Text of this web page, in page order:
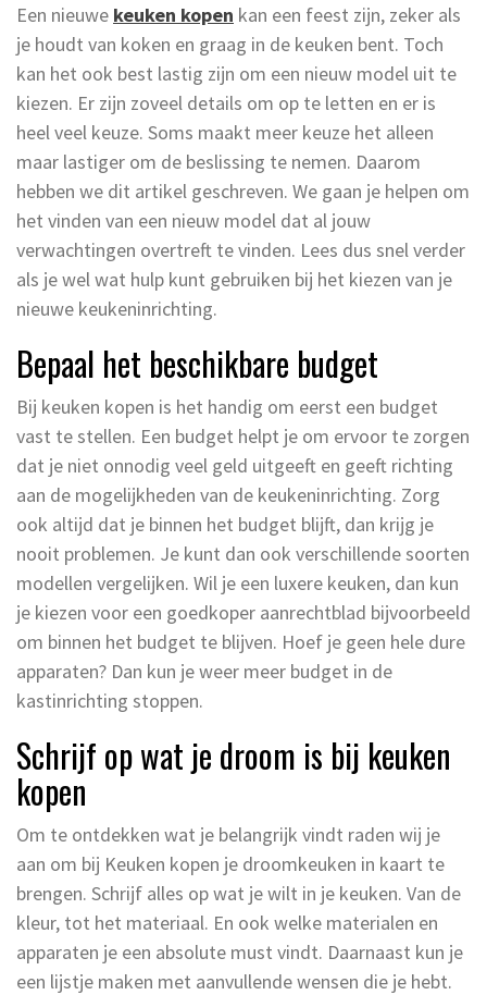
Een nieuwe keuken kopen kan een feest zijn, zeker als
je houdt van koken en graag in de keuken bent. Toch
kan het ook best lastig zijn om een nieuw model uit te
kiezen. Er zijn zoveel details om op te letten en er is
heel veel keuze. Soms maakt meer keuze het alleen
maar lastiger om de beslissing te nemen. Daarom
hebben we dit artikel geschreven. We gaan je helpen om
het vinden van een nieuw model dat al jouw
verwachtingen overtreft te vinden. Lees dus snel verder
als je wel wat hulp kunt gebruiken bij het kiezen van je
nieuwe keukeninrichting.
Bepaal het beschikbare budget
Bij keuken kopen is het handig om eerst een budget
vast te stellen. Een budget helpt je om ervoor te zorgen
dat je niet onnodig veel geld uitgeeft en geeft richting
aan de mogelijkheden van de keukeninrichting. Zorg
ook altijd dat je binnen het budget blijft, dan krijg je
nooit problemen. Je kunt dan ook verschillende soorten
modellen vergelijken. Wil je een luxere keuken, dan kun
je kiezen voor een goedkoper aanrechtblad bijvoorbeeld
om binnen het budget te blijven. Hoef je geen hele dure
apparaten? Dan kun je weer meer budget in de
kastinrichting stoppen.
Schrijf op wat je droom is bij keuken
kopen
Om te ontdekken wat je belangrijk vindt raden wij je
aan om bij Keuken kopen je droomkeuken in kaart te
brengen. Schrijf alles op wat je wilt in je keuken. Van de
kleur, tot het materiaal. En ook welke materialen en
apparaten je een absolute must vindt. Daarnaast kun je
een lijstje maken met aanvullende wensen die je hebt.